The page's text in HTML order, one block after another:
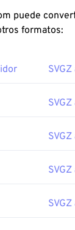
puede
formatos:
SVGZ